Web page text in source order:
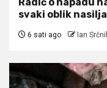
svaki oblik
6 sati ago Ian